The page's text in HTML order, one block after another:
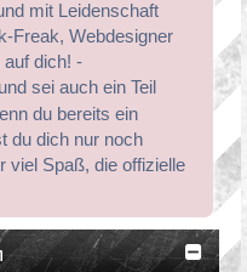
mit Leidenschaft
Freak, Webdesigner
auf dich! -
und sei auch ein Teil
du bereits ein
du dich nur noch
viel Spaß, die offizielle